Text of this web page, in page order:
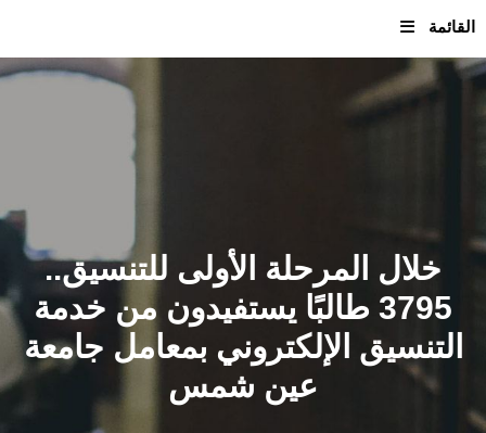
القائمة
القطاعـات
الشئون الأكاديمية
البحث العلمي
الرعاية الصحية
خلال المرحلة الأولى للتنسيق..
3795 طالبًا يستفيدون من خدمة
التنسيق الإلكتروني بمعامل جامعة
عين شمس